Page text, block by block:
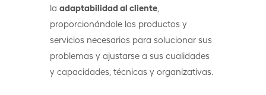
la adaptabilidad al cliente
proporcionándole los productos y
servicios necesarios para solucionar sus
problemas y ajustarse a sus cualidades
y capacidades, técnicas y organizativas.